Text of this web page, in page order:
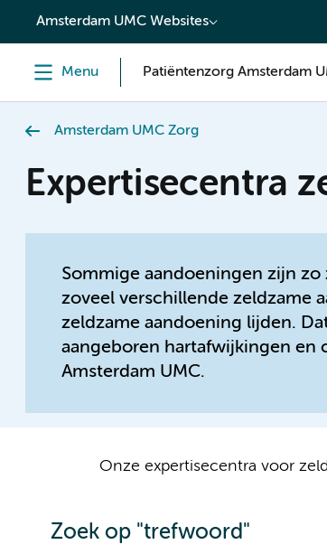
content
Amsterdam UMC Websites
Menu Patiëntenzorg Amsterdam
Amsterdam UMC Zorg
Expertisecentra
Sommige aandoeningen zijn zo
zoveel verschillende zeldzame
zeldzame aandoening lijden.
aangeboren hartafwijkingen en
Amsterdam UMC.
Onze expertisecentra voor
Zoek op "trefwoord"